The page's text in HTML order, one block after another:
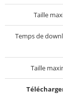
Taille
Temps de
Taille